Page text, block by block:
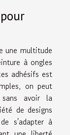
une multitude
à ongles
adhésifs est
on peut
sans avoir la
de designs
s'adapter à